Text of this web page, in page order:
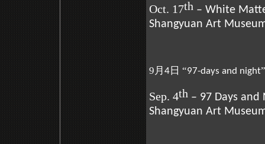
Oct. 17th – White
Shangyuan Art
9月 4 日 “97-days and night
Sep. 4th – 97 Days and
Shangyuan Art